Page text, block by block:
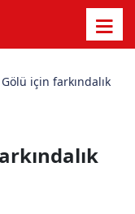
için farkındalık